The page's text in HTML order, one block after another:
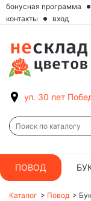
бонусная программа
контакты
вход
ул. 30 лет
ПОВОД
Каталог > Повод >